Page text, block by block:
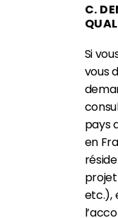
C.
Si
vous
pays
en
etc.),